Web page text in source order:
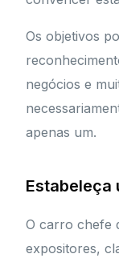
Os objetivos
negócios e
apenas um.
Estabeleça
O carro chefe
expositores,